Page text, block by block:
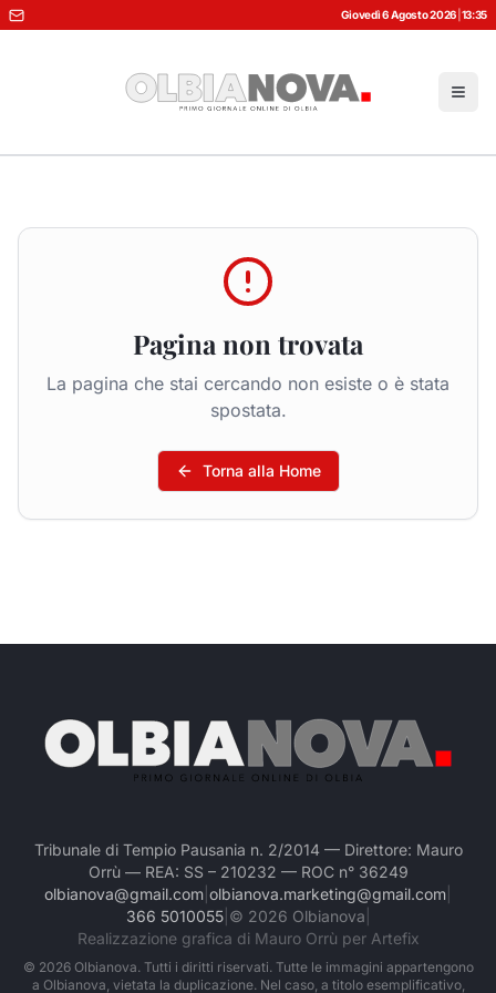
Giovedì 6 Agosto 2026 13:35
Pagina non trovata
La pagina che stai cercando non esiste o è stata
spostata.
Torna alla Home
Tribunale di Tempio Pausania n. 2/2014 — Direttore: Mauro
Orrù — REA: SS – 210232 — ROC n° 36249
olbianova@gmail.com olbianova.marketing@gmail.com
366 5010055| © 2026 Olbianova
Realizzazione grafica di Mauro Orrù per Artefix
© 2026Olbianova. Tutti i diritti riservati. Tutte le immagini appartengono
a Olbianova, vietata la duplicazione. Nel caso, a titolo esemplificativo,